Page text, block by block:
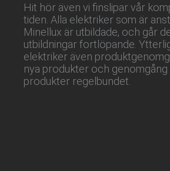
Hit hör även vi finslipar vår
tiden. Alla elektriker som är
Minellux är utbildade, och går
utbildningar fortlöpande.
elektriker även
nya produkter och genomgång
produkter regelbundet.